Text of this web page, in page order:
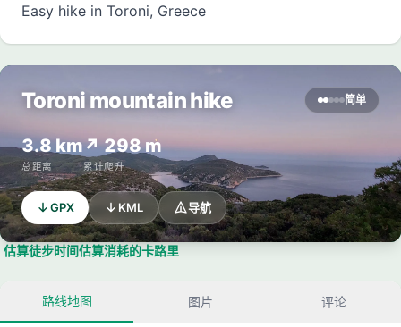
Easy hike in Toroni, Greece
Toroni mountain hike 简单
3.8 km
总距离
↗ 298 m
累计爬升
GPX KML 导航
估算徒步时间估算消耗的卡路里
路线地图 图片 评论